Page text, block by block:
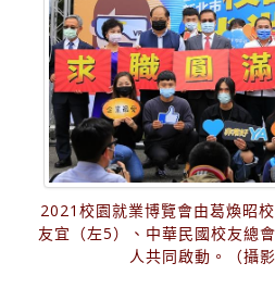
2021校園就業博覽會由葛煥昭
友宜（左5）、中華民國校友總
人共同啟動。（攝